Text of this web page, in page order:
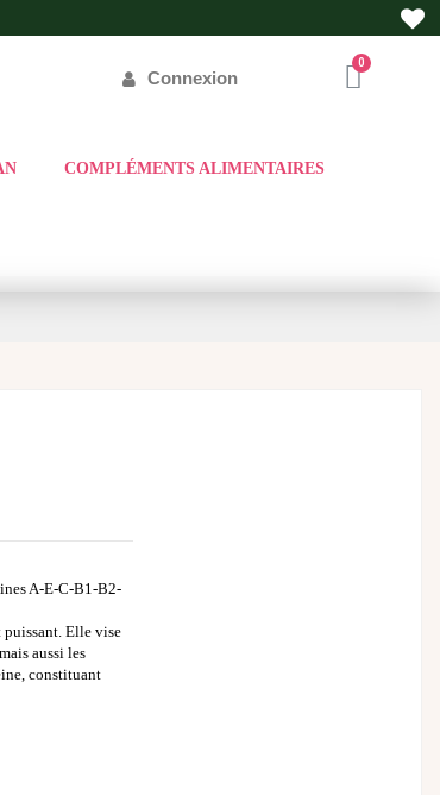
Connexion
COMPLÉMENTS ALIMENTAIRES
A-E-C-B1-B2-
puissant. Elle vise
aussi les
constituant